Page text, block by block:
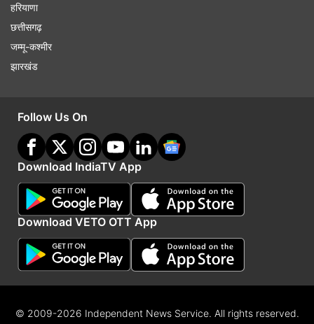
हरियाणा
छत्तीसगढ़
जम्मू-कश्मीर
झारखंड
Follow Us On
Download IndiaTV App
Download VETO OTT App
© 2009-2026 Independent News Service. All rights reserved.